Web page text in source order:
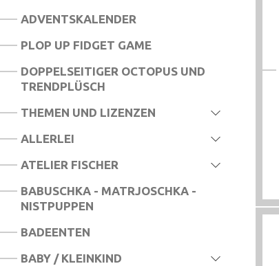
ADVENTSKALENDER
PLOP UP FIDGET GAME
DOPPELSEITIGER OCTOPUS UND
TRENDPLÜSCH
THEMEN UND LIZENZEN
ALLERLEI
ATELIER FISCHER
BABUSCHKA - MATRJOSCHKA -
NISTPUPPEN
BADEENTEN
BABY / KLEINKIND